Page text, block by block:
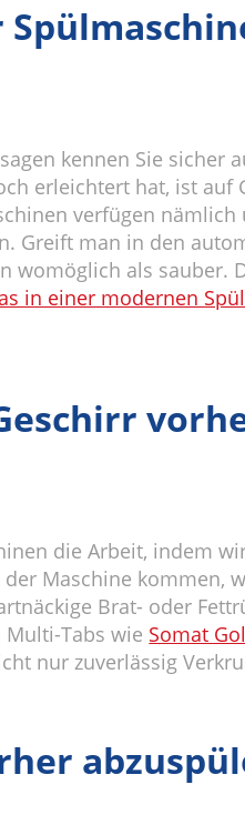
kennen Sie sicher
erleichtert hat, ist auf
verfügen nämlich
Greift man in den
womöglich als sauber.
in einer modernen
die Arbeit, indem
Maschine kommen,
Brat- oder
Tabs wie Somat
nur zuverlässig